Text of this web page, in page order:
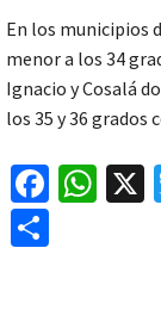
En los municipios
menor a los 34
Ignacio y Cosalá
los 35 y 36 grados
Fa W